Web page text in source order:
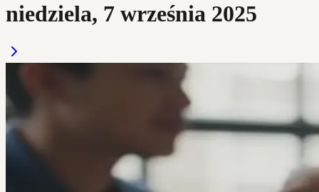
niedziela, 7 września 2025